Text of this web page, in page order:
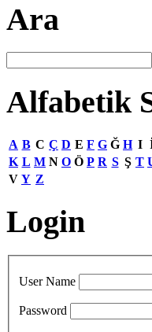
Ara
Alfabetik
A B C Ç D E F G Ğ H I
K L M N O Ö P R S Ş T
V Y Z
Login
User Name
Password